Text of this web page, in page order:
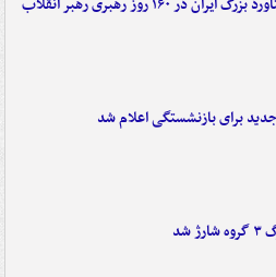
برای بازنشستگی اعلام شد
شد